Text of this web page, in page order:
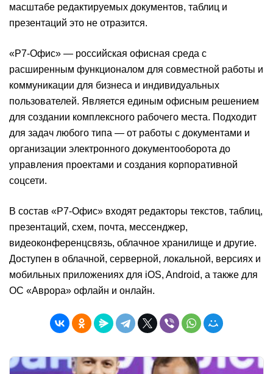
масштабе редактируемых документов, таблиц и
презентаций это не отразится.
«Р7-Офис» — российская офисная среда с
расширенным функционалом для совместной работы и
коммуникации для бизнеса и индивидуальных
пользователей. Является единым офисным решением
для создании комплексного рабочего места. Подходит
для задач любого типа — от работы с документами и
организации электронного документооборота до
управления проектами и создания корпоративной
соцсети.
В состав «Р7-Офис» входят редакторы текстов, таблиц,
презентаций, схем, почта, мессенджер,
видеоконференцсвязь, облачное хранилище и другие.
Доступен в облачной, серверной, локальной, версиях и
мобильных приложениях для iOS, Android, а также для
ОС «Аврора» офлайн и онлайн.